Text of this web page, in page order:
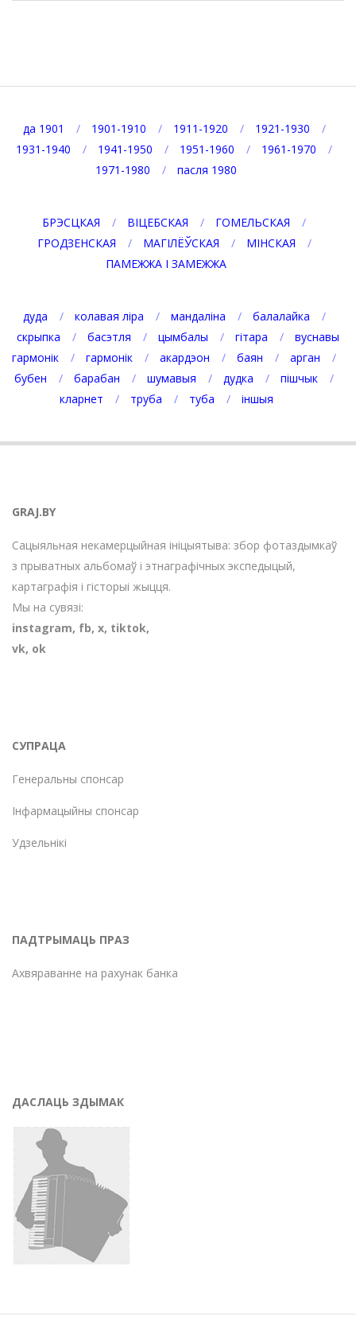
да 1901 1901-1910 1911-1920
1921-1930
1931-1940
1941-1950 1951-1960
1961-1970
1971-1980
пасля 1980
БРЭСЦКАЯ ВІЦЕБСКАЯ
ГОМЕЛЬСКАЯ
ГРОДЗЕНСКАЯ
МАГІЛЁЎСКАЯ
МІНСКАЯ
ПАМЕЖЖА І ЗАМЕЖЖА
дуда колавая ліра мандаліна
балалайка
скрыпка
басэтля цымбалы гітара
вуснавы
гармонік
гармонік акардэон баян
арган
бубен
барабан шумавыя дудка
пішчык
кларнет
труба туба іншыя
GRAJ.BY
Сацыяльная некамерцыйная ініцыятыва: збор фотаздымкаў
з прыватных альбомаў і этнаграфічных экспедыцый,
картаграфія і гісторыі жыцця.
Мы на сувязі:
instagram, fb, х, tiktok,
vk, ok
СУПРАЦА
Генеральны спонсар
Інфармацыйны спонсар
Удзельнікі
ПАДТРЫМАЦЬ ПРАЗ
Ахвяраванне на рахунак банка
ДАСЛАЦЬ ЗДЫМАК